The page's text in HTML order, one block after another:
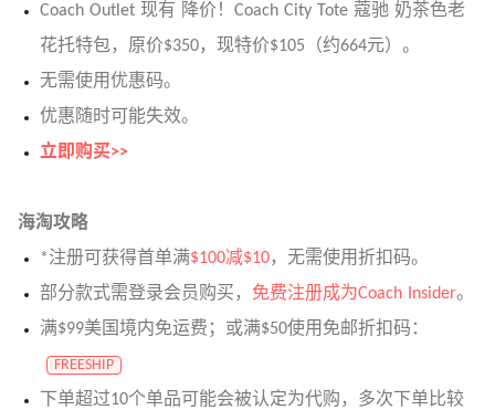
Coach Outlet 现有 降价！Coach City Tote 蔻驰 奶茶色老
花托特包，原价$350，现特价$105（约664元）。
无需使用优惠码。
优惠随时可能失效。
立即购买>>
海淘攻略
*注册可获得首单满$100减$10，无需使用折扣码。
部分款式需登录会员购买， 免费注册成为Coach Insider。
满$99美国境内免运费；或满$50使用免邮折扣码：
FREESHIP
下单超过10个单品可能会被认定为代购，多次下单比较